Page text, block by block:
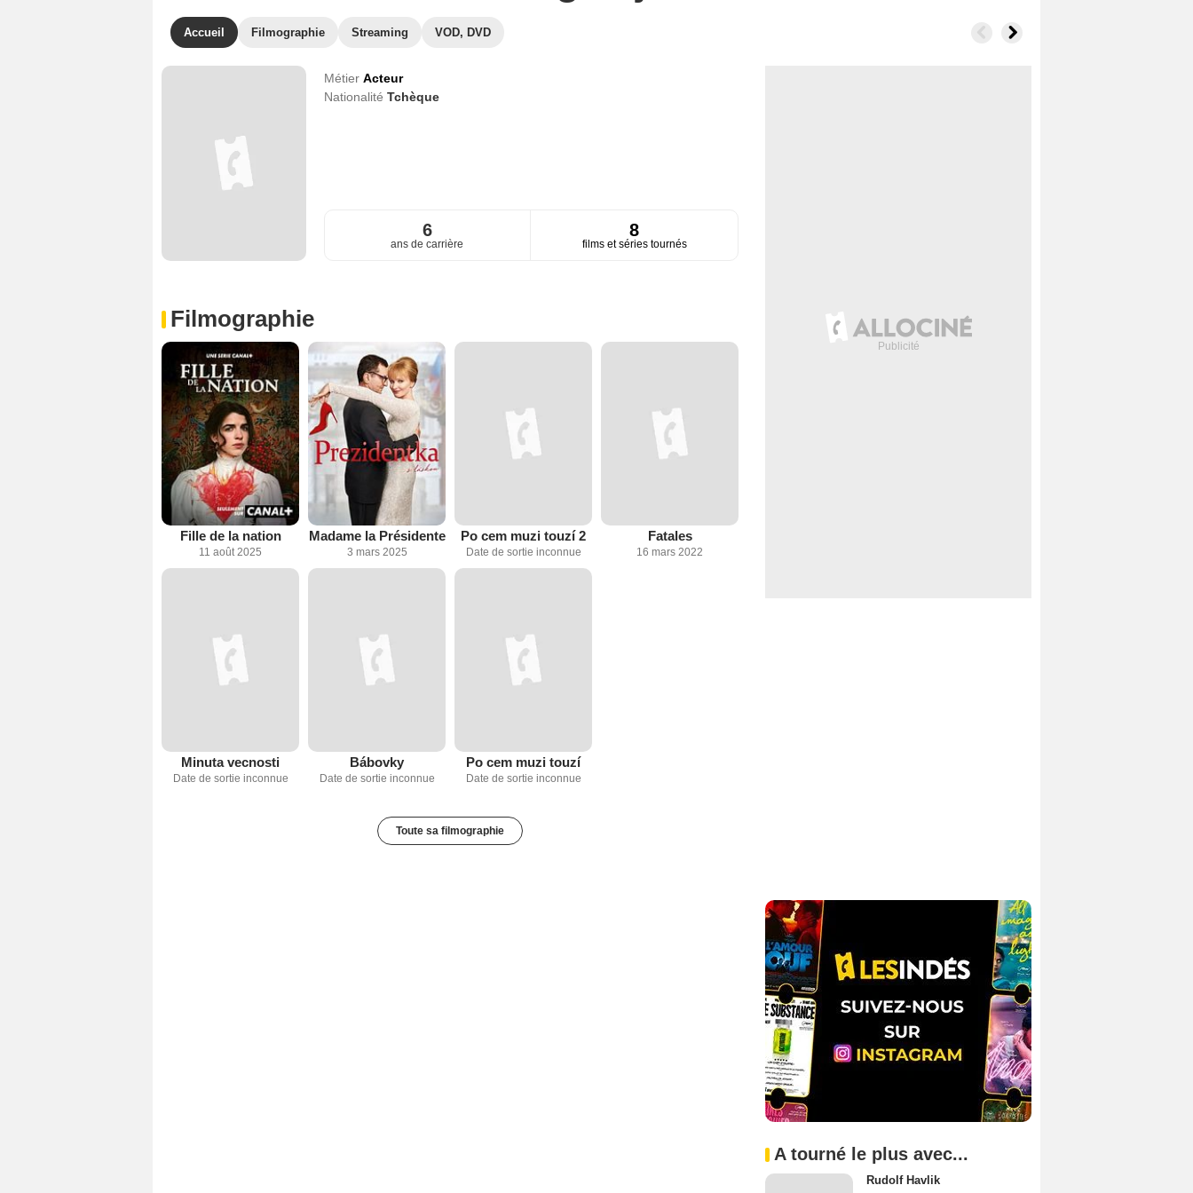
Accueil Filmographie Streaming VOD, DVD
Métier Acteur
Nationalité Tchèque
6
ans de carrière
8
films et séries tournés
Filmographie
Fille de la nation
11 août 2025
Madame la Présidente
3 mars 2025
Po cem muzi touzí 2
Date de sortie inconnue
Fatales
16 mars 2022
Minuta vecnosti
Date de sortie inconnue
Bábovky
Date de sortie inconnue
Po cem muzi touzí
Date de sortie inconnue
Toute sa filmographie
A tourné le plus avec...
Rudolf Havlik